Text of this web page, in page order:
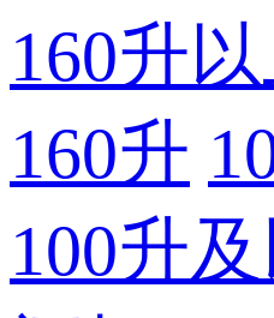
160升
160升
100升